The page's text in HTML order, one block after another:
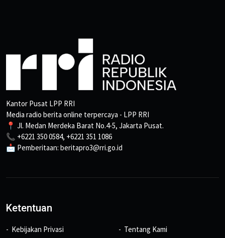
Kantor Pusat LPP RRI
Media radio berita online terpercaya - LPP RRI
📍 Jl. Medan Merdeka Barat No.4-5, Jakarta Pusat.
📞 +6221 350 0584, +6221 351 1086
📩 Pemberitaan: beritapro3@rri.go.id
Ketentuan
Kebijakan Privasi
Tentang Kami